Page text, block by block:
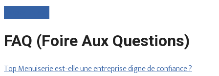
FAQ (Foire Aux Questions)
Top Menuiserie est-elle une entreprise digne de confiance ?